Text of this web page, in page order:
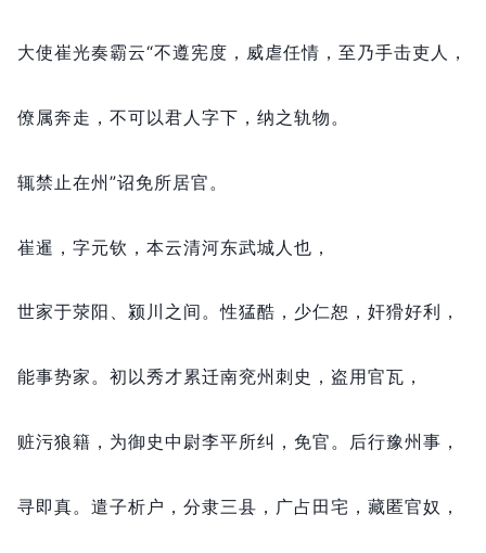
大使崔光奏霸云“不遵宪度， 威虐任情， 至乃手击吏人，
僚属奔走， 不可以君人字下， 纳之轨物。
辄禁止在州”诏免所居官。
崔暹， 字元钦， 本云清河东武城人也，
世家于荥阳、颍川之间。性猛酷， 少仁恕， 奸猾好利，
能事势家。 初以秀才累迁南兖州刺史， 盗用官瓦，
赃污狼籍， 为御史中尉李平所纠， 免官。 后行豫州事，
寻即真。 遣子析户， 分隶三县， 广占田宅， 藏匿官奴，